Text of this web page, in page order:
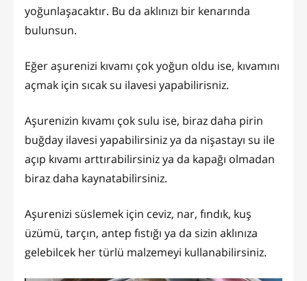
yoğunlaşacaktır. Bu da aklınızı bir kenarında
bulunsun.
Eğer aşurenizi kıvamı çok yoğun oldu ise, kıvamını
açmak için sıcak su ilavesi yapabilirisniz.
Aşurenizin kıvamı çok sulu ise, biraz daha pirin
buğday ilavesi yapabilirsiniz ya da nişastayı su ile
açıp kıvamı arttırabilirsiniz ya da kapağı olmadan
biraz daha kaynatabilirsiniz.
Aşurenizi süslemek için ceviz, nar, fındık, kuş
üzümü, tarçın, antep fıstığı ya da sizin aklınıza
gelebilcek her türlü malzemeyi kullanabilirsiniz.